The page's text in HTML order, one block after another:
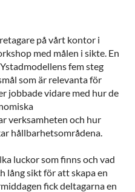
på vårt kontor i
med målen i sikte. En
fem steg
som är relevanta för
jobbade vidare med hur de
verksamheten och hur
hållbarhetsområdena.
luckor som finns och vad
lång sikt för att skapa en
fick deltagarna en